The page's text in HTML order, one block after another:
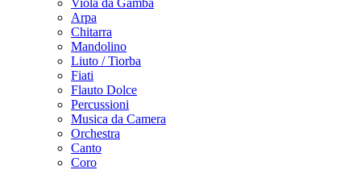
Viola da Gamba
Arpa
Chitarra
Mandolino
Liuto / Tiorba
Fiati
Flauto Dolce
Percussioni
Musica da Camera
Orchestra
Canto
Coro